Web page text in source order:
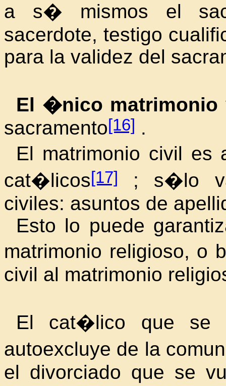
a s� mismos el
sacerdote, testigo
para la validez del
El �nico
sacramento[16] .
El matrimonio civil es
cat�licos[17]
; s�lo
civiles: asuntos de
Esto lo puede
matrimonio religioso, o
civil al matrimonio
El cat�lico que
autoexcluye de la
el divorciado que se